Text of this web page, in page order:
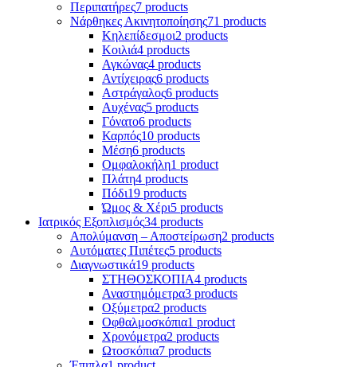
Περιπατήρες7 products
Νάρθηκες Ακινητοποίησης71 products
Κηλεπίδεσμοι2 products
Κοιλιά4 products
Αγκώνας4 products
Αντίχειρας6 products
Αστράγαλος6 products
Αυχένας5 products
Γόνατο6 products
Καρπός10 products
Μέση6 products
Ομφαλοκήλη1 product
Πλάτη4 products
Πόδι19 products
Ώμος & Χέρι5 products
Ιατρικός Εξοπλισμός34 products
Απολύμανση – Αποστείρωση2 products
Αυτόματες Πιπέτες5 products
Διαγνωστικά19 products
ΣΤΗΘΟΣΚΟΠΙΑ4 products
Αναστημόμετρα3 products
Οξύμετρα2 products
Οφθαλμοσκόπια1 product
Χρονόμετρα2 products
Ωτοσκόπια7 products